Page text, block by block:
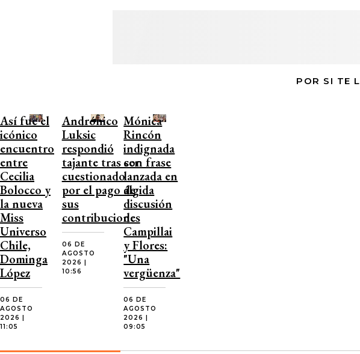
POR SI TE
Así fue el
icónico
encuentro
entre
Cecilia
Bolocco y
la nueva
Miss
Universo
Chile,
Dominga
López
06 DE
AGOSTO
2026 |
11:05
Andrónico
Luksic
respondió
tajante tras ser
cuestionado
por el pago de
sus
contribuciones
06 DE
AGOSTO
2026 |
10:56
Mónica
Rincón
indignada
con frase
lanzada en
álgida
discusión
de
Campillai
y Flores:
"Una
vergüenza"
06 DE
AGOSTO
2026 |
09:05